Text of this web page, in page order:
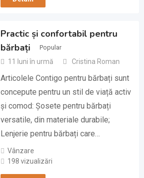
Practic și confortabil pentru
bărbați
Popular
11 luni în urmă Cristina Roman
Articolele Contigo pentru bărbați sunt
concepute pentru un stil de viață activ
și comod: Șosete pentru bărbați
versatile, din materiale durabile;
Lenjerie pentru bărbați care…
Vânzare
198 vizualizări